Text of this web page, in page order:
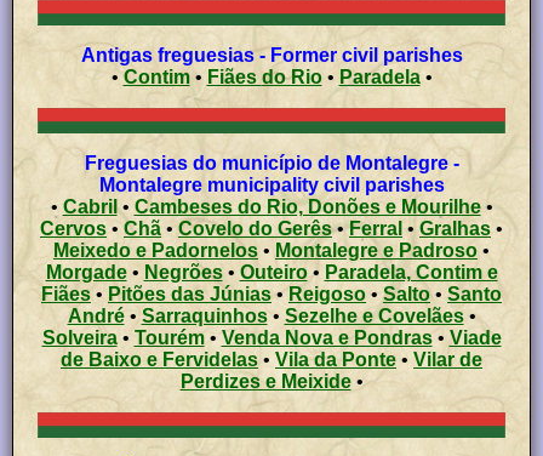
Antigas freguesias - Former civil parishes
•Contim• Fiães do Rio• Paradela•
Freguesias do município de Montalegre -
Montalegre municipality civil parishes
• Cabril • Cambeses do Rio, Donões e Mourilhe•
Cervos •Chã • Covelo do Gerês•Ferral • Gralhas •
Meixedo e Padornelos • Montalegre e Padroso •
Morgade• Negrões• Outeiro• Paradela, Contim e
Fiães • Pitões das Júnias• Reigoso • Salto • Santo
André• Sarraquinhos• Sezelhe e Covelães•
Solveira• Tourém•Venda Nova e Pondras• Viade
de Baixo e Fervidelas • Vila da Ponte • Vilar de
Perdizes e Meixide•